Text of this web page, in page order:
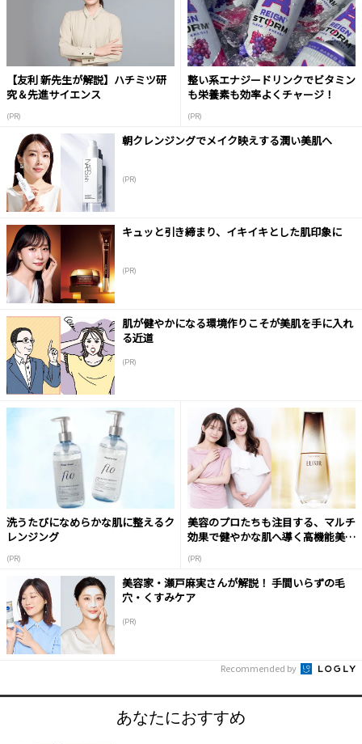
【友利 新先生が解説】ハチミツ研
究＆先進サイエンス
(PR)
整い系エナジードリンクでビタミン
も栄養素も効率よくチャージ！
(PR)
朝クレンジングでメイク映えする潤い美肌へ
(PR)
キュッと引き締まり、イキイキとした肌印象に
(PR)
肌が健やかになる環境作りこそが美肌を手に入れ
る近道
(PR)
洗うたびになめらかな肌に整えるク
レンジング
(PR)
美容のプロたちも注目する、マルチ
効果で健やかな肌へ導く高機能美容
(PR)
美容家・瀬戸麻実さんが解説！ 手間いらずの毛
穴・くすみケア
(PR)
Recommended by
あなたにおすすめ